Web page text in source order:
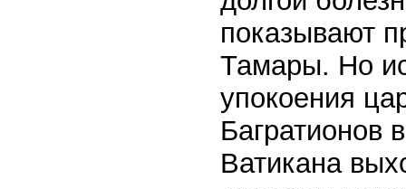
показывают
Тамары. Но
упокоения
Багратионов
Ватикана